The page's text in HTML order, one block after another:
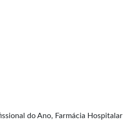
do Ano, Farmácia